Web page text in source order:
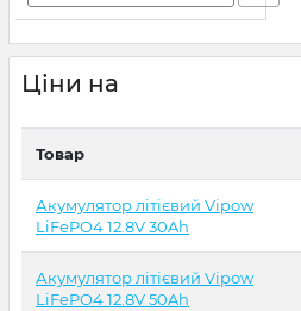
Ціни на
Товар
Акумулятор літієвий Vipow
LiFePO4 12.8V 30Ah
Акумулятор літієвий Vipow
LiFePO4 12.8V 50Ah